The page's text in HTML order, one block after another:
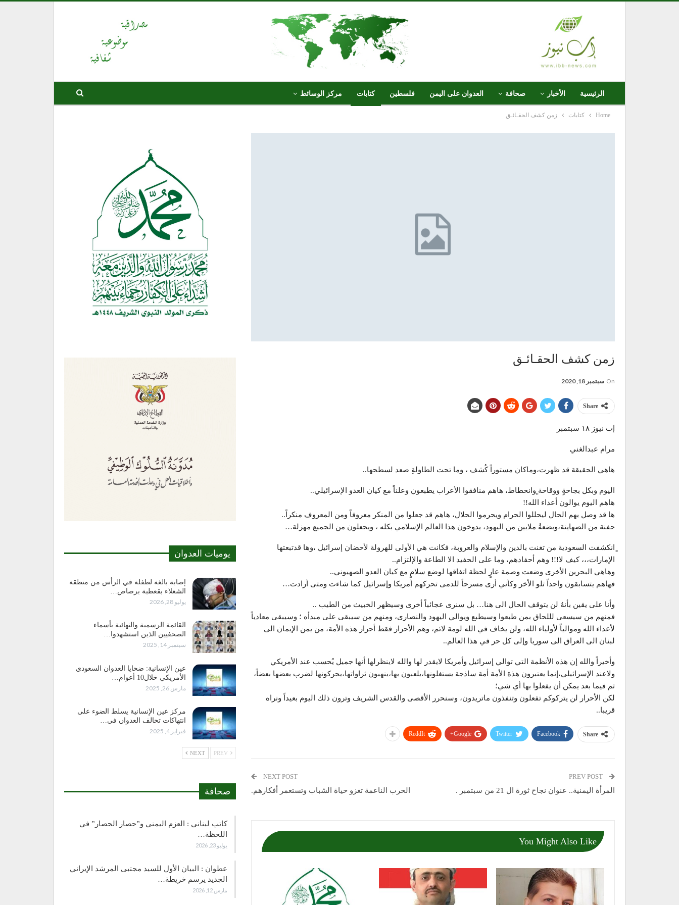
الرئيسية الأخبار صحافة العدوان على اليمن فلسطين كتابات مركز الوسائط
Home كتابات زمن كشف الحقـائـق
زمن كشف الحقـائـق
On سبتمبر 18, 2020
Share
إب نيوز ١٨ سبتمبر
مرام عبدالغني
هاهي الحقيقة قد ظهرت،وماكان مستوراً كُشف ، وما تحت الطاولةِ صعد لسطحها..
اليوم وبكل بجاحةٍ ووقاحة ٍوانحطاط، هاهم منافقوا الأعراب يطبعون وعلناً مع كيان العدو الإسرائيلي..
هاهم اليوم يوالون أعداء الله!!
ها قد وصل بهم الحال ليحللوا الحرام ويحرموا الحلال، هاهم قد جعلوا من المنكر معروفاً ومن المعروف منكراً..
حفنة من الصهاينة،وبضعةُ ملايين من اليهود، يدوخون هذا العالم الإسلامي بكله ، ويجعلون من الجميع مهزلة…
ٍانكشفت السعودية من تغنت بالدين والإسلام والعروبة، فكانت هي الأولى للهرولة لأحضان إسرائيل ،وها قدتبعتها
الإمارات،،، كيف لا!!! وهم أحفادهم، وما على الحفيد الا الطاعة والإلتزام..
وهاهي البحرين الأخرى وضعت وصمة عارٍ لحظة اتفاقها لوضع سلامٍ مع كيان العدو الصهيوني..
فهاهم يتسابقون واحداً تلو الأخر وكأني أرى مسرحاً للدمى تحركهم أمريكا وإسرائيل كما شاءت ومتى أرادت…
وأنا على يقين بأنهُ لن يتوقف الحال الى هنا… بل سنرى عجائباً أخرى وسيظهر الخبيث من الطيب ..
فمنهم من سيسعى لللحاق بمن طبعوا وسيطبع ويوالي اليهود والنصارى، ومنهم من سيبقى على مبدأه ؛ وسيبقى معادياً
لأعداء الله وموالياً لأولياء الله، ولن يخاف في الله لومة لائم، وهم الأحرار فقط أحرار هذه الأمة، من يمن الإيمان الى
لبنان الى العراق الى سوريا وإلى كل حر في هذا العالم..
وأخيراً والله إن هذه الأنظمة التي توالي إسرائيل وأمريكا لايقدر لها والله لاينظرلها أنها جميل يُحسب عند الأمريكي
ولاعند الإسرائيلي،إنما يعتبرون هذة الأمة أمة ساذجة يستغلونها،يلعبون بها،ينهبون ثراواتها،يحركونها لضرب بعضها بعضاً،
ثم فيما بعد يمكن أن يفعلوا بها أي شي؛
لكن الأحرار لن يتركوكم تفعلون وتنفذون ماتريدون، وسنحرر الأقصى والقدس الشريف وترون ذلك اليوم بعيداً ونراه
قريبا..
Share
Facebook
Twitter
Google+
ReddIt
المرأة اليمنية.. عنوان نجاح ثورة ال 21 من سبتمبر .
NEXT POST
الحرب الناعمة تغزو حياة الشباب وتستعمر أفكارهم.
You Might Also Like
يوميات العدوان
إصابة بالغة لطفلة في الرأس من منطقة
الشعلاء بقعطبة برصاص…
يوليو 28, 2026
القائمة الرسمية والنهائية بأسماء
الصحفيين الذين استشهدوا…
سبتمبر 14, 2025
عين الإنسانية: ضحايا العدوان السعودي
الأمريكي خلال10 أعوام…
مارس 26, 2025
مركز عين الإنسانية يسلط الضوء على
انتهاكات تحالف العدوان في…
فبراير 4, 2025
NEXT
صحافة
كاتب لبناني : العزم اليمني و”حصار الحصار” في
اللحظة…
يوليو 23, 2026
عطوان : البيان الأول للسيد مجتبى المرشد الإيراني
الجديد يرسم خريطة…
مارس 12, 2026